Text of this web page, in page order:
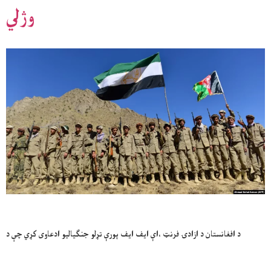
وژلي
د افغانستان د ازادۍ فرنټ ،اې ایف ایف پورې تړلو جنګیالیو ادعاوی کړي چې د